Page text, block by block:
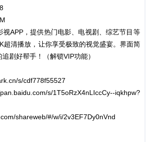
视APP，提供热门电影、电视剧、综艺节目等
超清播放，让你享受极致的视觉盛宴。界面简
剧好帮手！（解锁VIP功能）
s/cdf778f55527
s/1T5oRzX4nLIccCy--iqkhpw?
shareweb/#/w/i/2v3EF7Dy0nVnd